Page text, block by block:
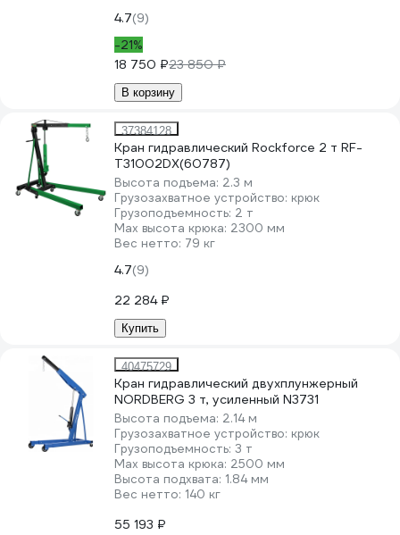
4.7(9)
-21%
18 750 ₽23 850 ₽
В корзину
37384128
Кран гидравлический Rockforce 2 т RF-
T31002DX(60787)
Высота подъема: 2.3 м
Грузозахватное устройство: крюк
Грузоподъемность: 2 т
Мах высота крюка: 2300 мм
Вес нетто: 79 кг
4.7(9)
22 284 ₽
Купить
40475729
Кран гидравлический двухплунжерный
NORDBERG 3 т, усиленный N3731
Высота подъема: 2.14 м
Грузозахватное устройство: крюк
Грузоподъемность: 3 т
Мах высота крюка: 2500 мм
Высота подхвата: 1.84 мм
Вес нетто: 140 кг
55 193 ₽